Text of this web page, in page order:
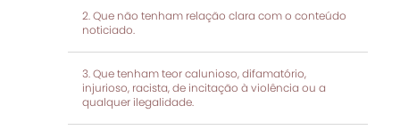
Que não tenham relação clara com o conteúdo
noticiado.
Que tenham teor calunioso, difamatório,
injurioso, racista, de incitação à violência ou a
qualquer ilegalidade.